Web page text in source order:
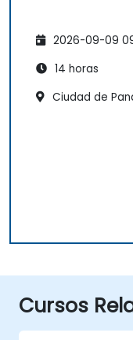
2026-09-09
14 horas
Ciudad de
Cursos